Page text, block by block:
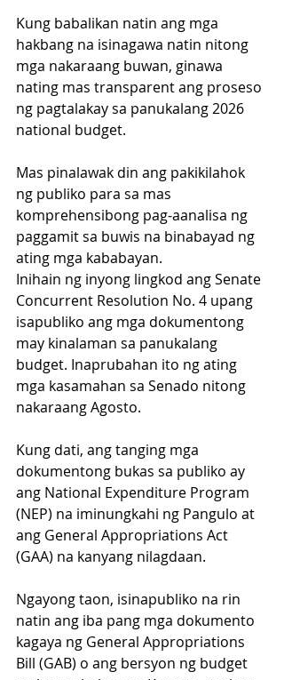
Kung babalikan natin ang mga
hakbang na isinagawa natin nitong
mga nakaraang buwan, ginawa
nating mas transparent ang proseso
ng pagtalakay sa panukalang 2026
national budget.
Mas pinalawak din ang pakikilahok
ng publiko para sa mas
komprehensibong pag-aanalisa ng
paggamit sa buwis na binabayad ng
ating mga kababayan.
Inihain ng inyong lingkod ang Senate
Concurrent Resolution No. 4 upang
isapubliko ang mga dokumentong
may kinalaman sa panukalang
budget. Inaprubahan ito ng ating
mga kasamahan sa Senado nitong
nakaraang Agosto.
Kung dati, ang tanging mga
dokumentong bukas sa publiko ay
ang National Expenditure Program
(NEP) na iminungkahi ng Pangulo at
ang General Appropriations Act
(GAA) na kanyang nilagdaan.
Ngayong taon, isinapubliko na rin
natin ang iba pang mga dokumento
kagaya ng General Appropriations
Bill (GAB) o ang bersyon ng budget